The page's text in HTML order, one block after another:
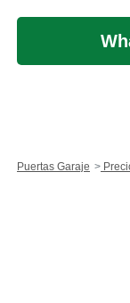
Puertas Garaje